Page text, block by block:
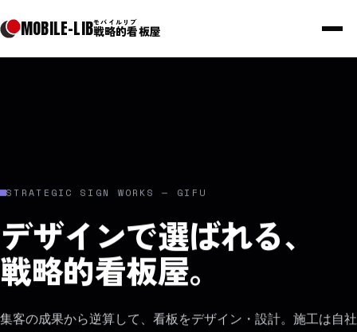
MOBILE-LIBモバイルリブ
戦略的看板屋
看板
STRATEGIC SIGN WORKS — GIFU
デザインで選ばれる、
戦略的看板屋。
集客の成果から逆算して、看板をデザイン・設計。施工は自社